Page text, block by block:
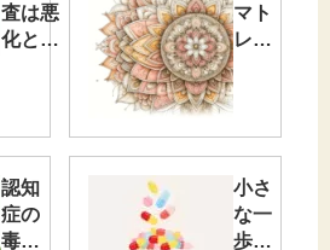
査は悪
化と不
院記録
マト
レッ
クス
開始
正直
な経
認知
症の
毒父
小さ
な一
歩で